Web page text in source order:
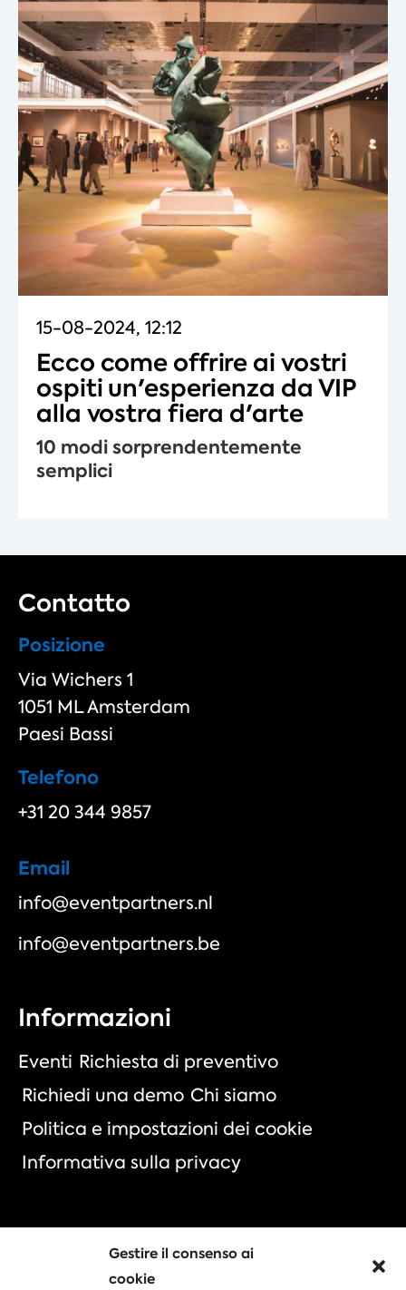
Gestire il consenso ai
cookie
15-08-2024, 12:12
Ecco come offrire ai vostri
ospiti un'esperienza da VIP
alla vostra fiera d'arte
10 modi sorprendentemente
semplici
Contatto
Posizione
Via Wichers 1
1051 ML Amsterdam
Paesi Bassi
Telefono
+31 20 344 9857
Email
info@eventpartners.nl
info@eventpartners.be
Informazioni
Eventi Richiesta di preventivo
Richiedi una demo Chi siamo
Politica e impostazioni dei cookie
Informativa sulla privacy
Scegliete il vostro evento